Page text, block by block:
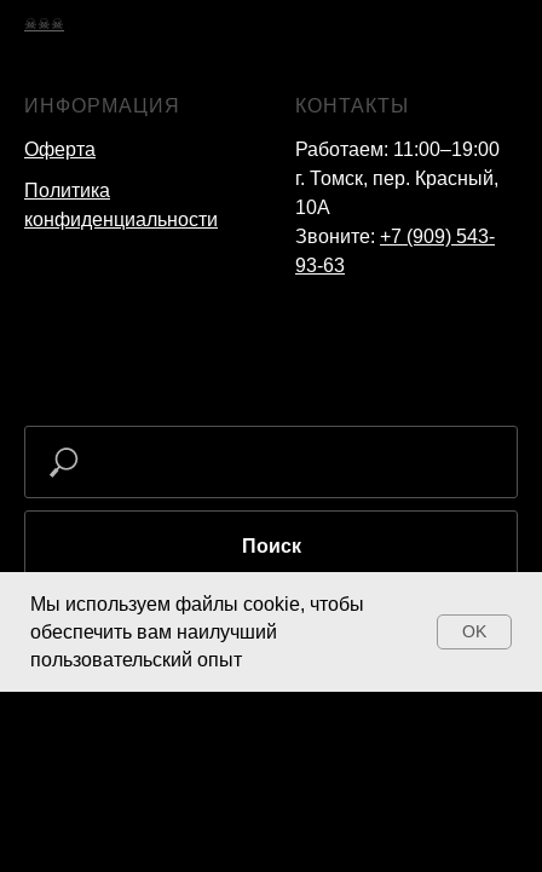
☠☠☠
ИНФОРМАЦИЯ
Оферта
Политика
конфиденциальности
КОНТАКТЫ
Работаем: 11:00–19:00
г. Томск, пер. Красный,
10А
Звоните: +7 (909) 543-
93-63
Поиск
Мы используем файлы cookie, чтобы
обеспечить вам наилучший
пользовательский опыт
OK